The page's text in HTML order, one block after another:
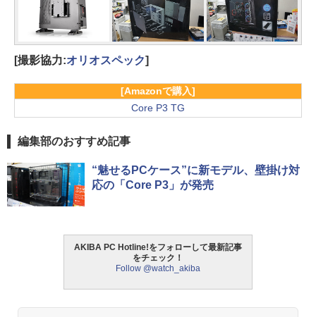
[撮影協力:オリオスペック]
[Amazonで購入]
Core P3 TG
編集部のおすすめ記事
“魅せるPCケース”に新モデル、壁掛け対
応の「Core P3」が発売
AKIBA PC Hotline!をフォローして最新記事
をチェック！
Follow @watch_akiba